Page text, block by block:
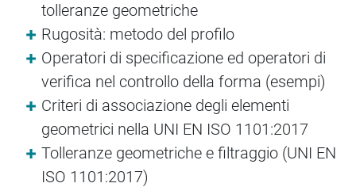
tolleranze geometriche
Rugosità: metodo del profilo
Operatori di specificazione ed operatori di
verifica nel controllo della forma (esempi)
Criteri di associazione degli elementi
geometrici nella UNI EN ISO 1101:2017
Tolleranze geometriche e filtraggio (UNI EN
ISO 1101:2017)